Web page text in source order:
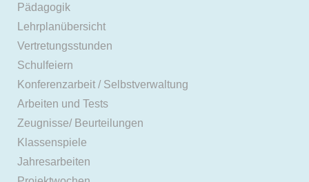
Pädagogik
Lehrplanübersicht
Vertretungsstunden
Schulfeiern
Konferenzarbeit / Selbstverwaltung
Arbeiten und Tests
Zeugnisse/ Beurteilungen
Klassenspiele
Jahresarbeiten